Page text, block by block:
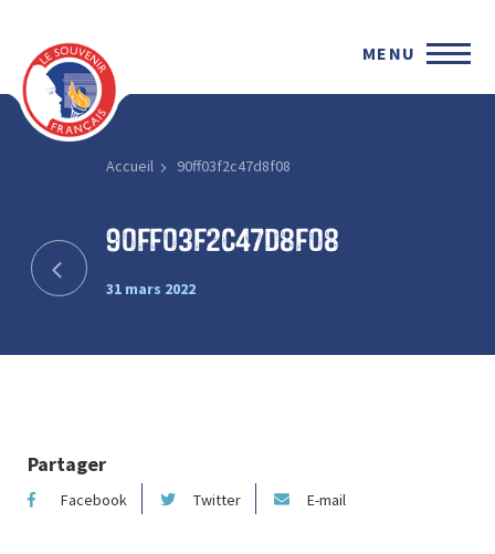
MENU
Accueil 90ff03f2c47d8f08
90ff03f2c47d8f08
31 mars 2022
Partager
Facebook Twitter E-mail